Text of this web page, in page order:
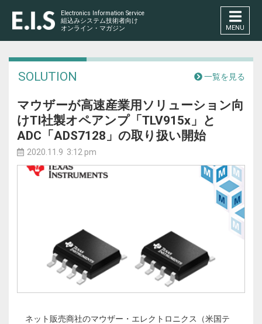
Electronics Information Service
組込みシステム技術者向け
オンライン・マガジン
MENU
SOLUTION 一覧を見る
マウザーが高速産業用ソリューション向
けTI社製オペアンプ「TLV915x」と
ADC「ADS7128」の取り扱い開始
2020.11.9 3:12 pm
ネット販売商社のマウザー・エレクトロニクス（米国テ